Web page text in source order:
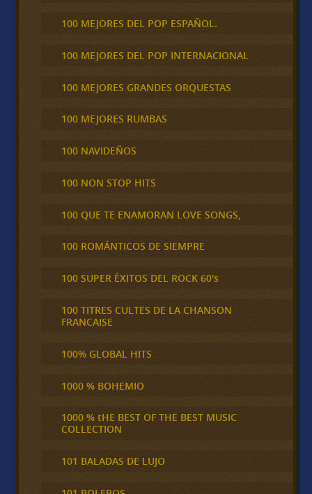
100 MEJORES DEL POP ESPAÑOL.
100 MEJORES DEL POP INTERNACIONAL
100 MEJORES GRANDES ORQUESTAS
100 MEJORES RUMBAS
100 NAVIDEÑOS
100 NON STOP HITS
100 QUE TE ENAMORAN LOVE SONGS,
100 ROMÁNTICOS DE SIEMPRE
100 SUPER ÉXITOS DEL ROCK 60's
100 TITRES CULTES DE LA CHANSON
FRANCAISE
100% GLOBAL HITS
1000 % BOHEMIO
1000 % tHE BEST OF THE BEST MUSIC
COLLECTION
101 BALADAS DE LUJO